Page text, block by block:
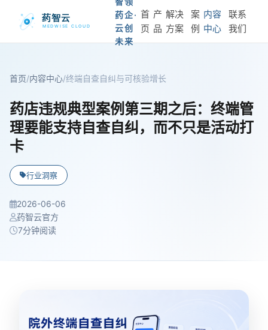
药企·
云创
未来
首
页
产
品
解决
方案
案
例
内容
中心
联系
我们
首页/内容中心/终端自查自纠与可核验增长
药店违规典型案例第三期之后：终端管
理要能支持自查自纠，而不只是活动打
卡
行业洞察
2026-06-06
药智云官方
7分钟阅读